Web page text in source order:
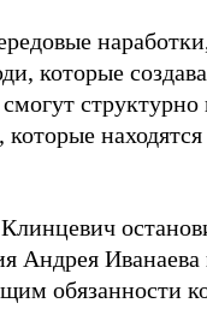
которые
которые
Андрея
обязанности